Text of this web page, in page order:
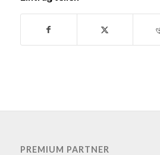
PREMIUM PARTNER